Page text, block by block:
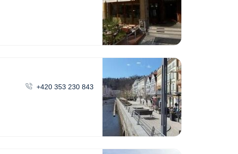
+420 353 230 843